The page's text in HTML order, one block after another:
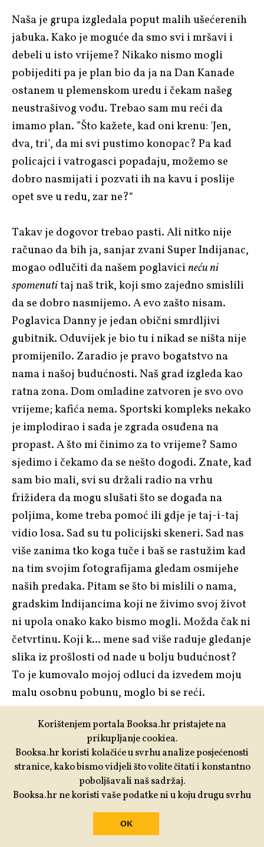
Naša je grupa izgledala poput malih ušećerenih
jabuka. Kako je moguće da smo svi i mršavi i
debeli u isto vrijeme? Nikako nismo mogli
pobijediti pa je plan bio da ja na Dan Kanade
ostanem u plemenskom uredu i čekam našeg
neustrašivog vođu. Trebao sam mu reći da
imamo plan. ”Što kažete, kad oni krenu: 'Jen,
dva, tri', da mi svi pustimo konopac? Pa kad
policajci i vatrogasci popadaju, možemo se
dobro nasmijati i pozvati ih na kavu i poslije
opet sve u redu, zar ne?“
Takav je dogovor trebao pasti. Ali nitko nije
računao da bih ja, sanjar zvani Super Indijanac,
mogao odlučiti da našem poglavicineću ni
spomenutitaj naš trik, koji smo zajedno smislili
da se dobro nasmijemo. A evo zašto nisam.
Poglavica Danny je jedan obični smrdljivi
gubitnik. Oduvijek je bio tu i nikad se ništa nije
promijenilo. Zaradio je pravo bogatstvo na
nama i našoj budućnosti. Naš grad izgleda kao
ratna zona. Dom omladine zatvoren je svo ovo
vrijeme; kafića nema. Sportski kompleks nekako
je implodirao i sada je zgrada osuđena na
propast. A što mi činimo za to vrijeme? Samo
sjedimo i čekamo da se nešto dogodi. Znate, kad
sam bio mali, svi su držali radio na vrhu
frižidera da mogu slušati što se događa na
poljima, kome treba pomoć ili gdje je taj-i-taj
vidio losa. Sad su tu policijski skeneri. Sad nas
više zanima tko koga tuče i baš se rastužim kad
na tim svojim fotografijama gledam osmijehe
naših predaka. Pitam se što bi mislili o nama,
gradskim Indijancima koji ne živimo svoj život
ni upola onako kako bismo mogli. Možda čak ni
četvrtinu. Koji k... mene sad više raduje gledanje
slika iz prošlosti od nade u bolju budućnost?
To je kumovalo mojoj odluci da izvedem moju
malu osobnu pobunu, moglo bi se reći.
Znači, dok smo svi mi stajali u red za
povlačenje konopa, Pauline, naša tajnica, pita:
”Jesi rekao Dannyju da ćemo svi pustiti konop?“
Odgovorim joj: ”Aha. Putem ovamo.“
A Dave, naš vijećnik, doda: “Ne znam, ekipa.
Korištenjem portala Booksa.hr pristajete na
prikupljanje cookiea.
Booksa.hr koristi kolačiće u svrhu analize posjećenosti
stranice, kako bismo vidjeli što volite čitati i konstantno
poboljšavali naš sadržaj.
Booksa.hr ne koristi vaše podatke ni u koju drugu svrhu
OK